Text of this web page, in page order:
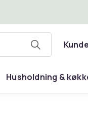
Husholdning &